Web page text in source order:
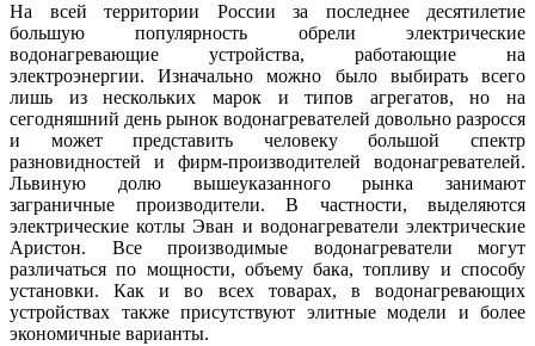
На всей территории России за последнее десятилетие
большую популярность обрели электрические
водонагревающие устройства, работающие на
электроэнергии. Изначально можно было выбирать всего
лишь из нескольких марок и типов агрегатов, но на
сегодняшний день рынок водонагревателей довольно разросся
и может представить человеку большой спектр
разновидностей и фирм-производителей водонагревателей.
Львиную долю вышеуказанного рынка занимают
заграничные производители. В частности, выделяются
электрические котлы Эван и водонагреватели электрические
Аристон. Все производимые водонагреватели могут
различаться по мощности, объему бака, топливу и способу
установки. Как и во всех товарах, в водонагревающих
устройствах также присутствуют элитные модели и более
экономичные варианты.